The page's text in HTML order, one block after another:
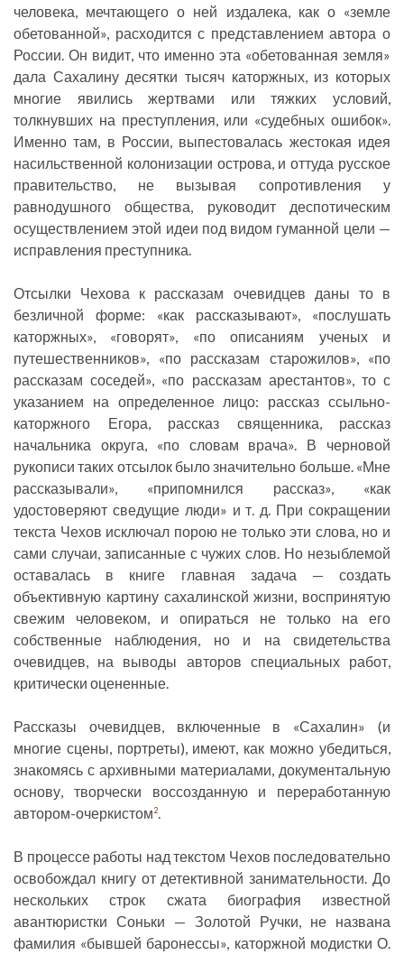
человека, мечтающего о ней издалека, как о «земле
обетованной», расходится с представлением автора о
России. Он видит, что именно эта «обетованная земля»
дала Сахалину десятки тысяч каторжных, из которых
многие явились жертвами или тяжких условий,
толкнувших на преступления, или «судебных ошибок».
Именно там, в России, выпестовалась жестокая идея
насильственной колонизации острова, и оттуда русское
правительство, не вызывая сопротивления у
равнодушного общества, руководит деспотическим
осуществлением этой идеи под видом гуманной цели —
исправления преступника.
Отсылки Чехова к рассказам очевидцев даны то в
безличной форме: «как рассказывают», «послушать
каторжных», «говорят», «по описаниям ученых и
путешественников», «по рассказам старожилов», «по
рассказам соседей», «по рассказам арестантов», то с
указанием на определенное лицо: рассказ ссыльно-
каторжного Егора, рассказ священника, рассказ
начальника округа, «по словам врача». В черновой
рукописи таких отсылок было значительно больше. «Мне
рассказывали», «припомнился рассказ», «как
удостоверяют сведущие люди» и т. д. При сокращении
текста Чехов исключал порою не только эти слова, но и
сами случаи, записанные с чужих слов. Но незыблемой
оставалась в книге главная задача — создать
объективную картину сахалинской жизни, воспринятую
свежим человеком, и опираться не только на его
собственные наблюдения, но и на свидетельства
очевидцев, на выводы авторов специальных работ,
критически оцененные.
Рассказы очевидцев, включенные в «Сахалин» (и
многие сцены, портреты), имеют, как можно убедиться,
знакомясь с архивными материалами, документальную
основу, творчески воссозданную и переработанную
автором-очеркистом2.
В процессе работы над текстом Чехов последовательно
освобождал книгу от детективной занимательности. До
нескольких строк сжата биография известной
авантюристки Соньки — Золотой Ручки, не названа
фамилия «бывшей баронессы», каторжной модистки О.